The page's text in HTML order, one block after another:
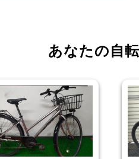
あなたの自転